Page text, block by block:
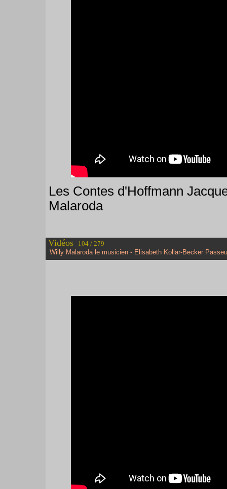
Les Contes d'Hoffmann
Malaroda
Vidéos 104 / 279
Willy Malaroda le musicien - Elisabeth Kollar-Becker